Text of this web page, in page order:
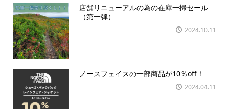
店舗リニューアルの為の在庫一掃セール
（第一弾）
2024.10.11
ノースフェイスの一部商品が10％off！
2024.04.11